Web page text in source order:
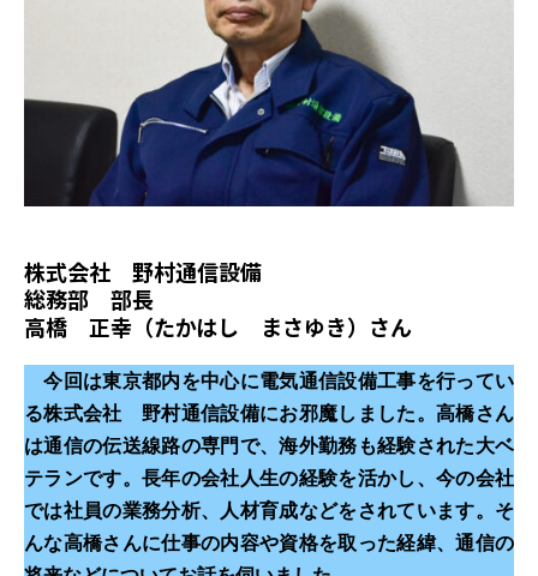
株式会社 野村通信設備
総務部 部長
高橋 正幸（たかはし まさゆき）さん
今回は東京都内を中心に電気通信設備工事を行ってい
る株式会社 野村通信設備にお邪魔しました。高橋さん
は通信の伝送線路の専門で、海外勤務も経験された大ベ
テランです。長年の会社人生の経験を活かし、今の会社
では社員の業務分析、人材育成などをされています。そ
んな高橋さんに仕事の内容や資格を取った経緯、通信の